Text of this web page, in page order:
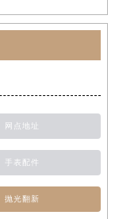
网点地址
手表配件
抛光翻新